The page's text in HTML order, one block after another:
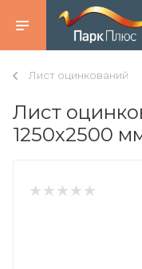
Лист оцинкований
Лист
1250х2500